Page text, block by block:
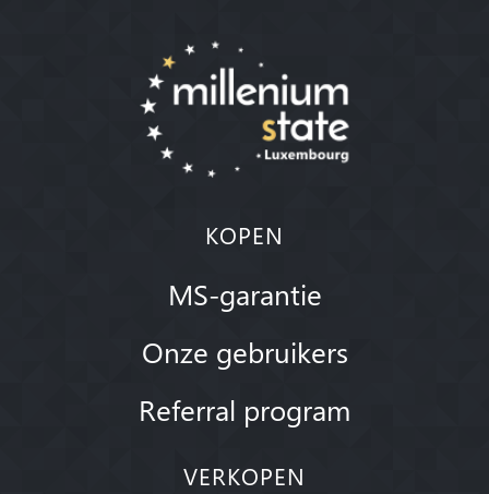
KOPEN
MS-garantie
Onze gebruikers
Referral program
VERKOPEN